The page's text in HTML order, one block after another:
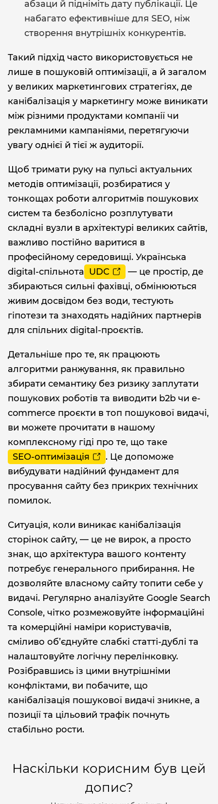
абзаци й підніміть дату публікації. Це
набагато ефективніше для SEO, ніж
створення внутрішніх конкурентів.
Такий підхід часто використовується не
лише в пошуковій оптимізації, а й загалом
у великих маркетингових стратегіях, де
канібалізація у маркетингу може виникати
між різними продуктами компанії чи
рекламними кампаніями, перетягуючи
увагу однієї й тієї ж аудиторії.
Щоб тримати руку на пульсі актуальних
методів оптимізації, розбиратися у
тонкощах роботи алгоритмів пошукових
систем та безболісно розплутувати
складні вузли в архітектурі великих сайтів,
важливо постійно варитися в
професійному середовищі. Українська
digital-спільнота UDC
— це простір, де
збираються сильні фахівці, обмінюються
живим досвідом без води, тестують
гіпотези та знаходять надійних партнерів
для спільних digital-проєктів.
Детальніше про те, як працюють
алгоритми ранжування, як правильно
збирати семантику без ризику заплутати
пошукових роботів та виводити b2b чи e-
commerce проєкти в топ пошукової видачі,
ви можете прочитати в нашому
комплексному гіді про те, що таке
SEO-оптимізація
. Це допоможе
вибудувати надійний фундамент для
просування сайту без прикрих технічних
помилок.
Ситуація, коли виникає канібалізація
сторінок сайту, — це не вирок, а просто
знак, що архітектура вашого контенту
потребує генерального прибирання. Не
дозволяйте власному сайту топити себе у
видачі. Регулярно аналізуйте Google Search
Console, чітко розмежовуйте інформаційні
та комерційні наміри користувачів,
сміливо об’єднуйте слабкі статті-дублі та
налаштовуйте логічну перелінковку.
Розібравшись із цими внутрішніми
конфліктами, ви побачите, що
канібалізація пошукової видачі зникне, а
позиції та цільовий трафік почнуть
стабільно рости.
Наскільки корисним був цей
допис?